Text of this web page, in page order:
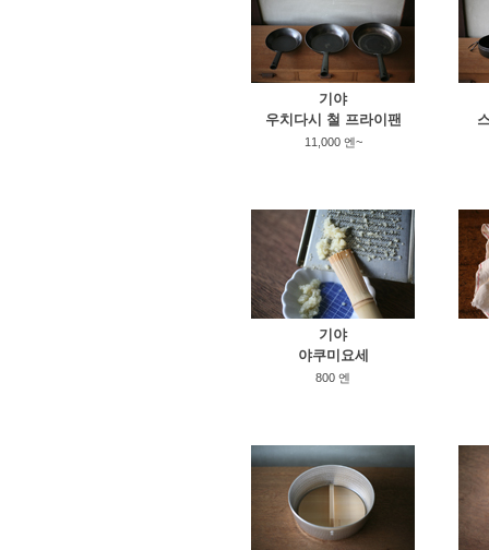
기야
우치다시 철 프라이팬
11,000 엔~
기야
야쿠미요세
800 엔